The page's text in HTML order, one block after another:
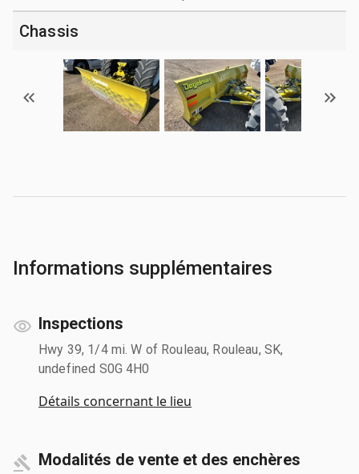
Chassis
Informations supplémentaires
Inspections
Hwy 39, 1/4 mi. W of Rouleau, Rouleau, SK,
undefined S0G 4H0
Détails concernant le lieu
Modalités de vente et des enchères